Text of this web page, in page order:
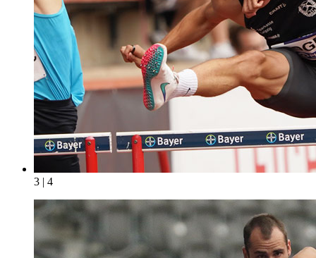
3 | 4